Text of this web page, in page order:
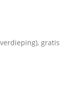
gratis